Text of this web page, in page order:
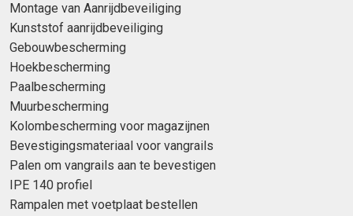
Montage van Aanrijdbeveiliging
Kunststof aanrijdbeveiliging
Gebouwbescherming
Hoekbescherming
Paalbescherming
Muurbescherming
Kolombescherming voor magazijnen
Bevestigingsmateriaal voor vangrails
Palen om vangrails aan te bevestigen
IPE 140 profiel
Rampalen met voetplaat bestellen